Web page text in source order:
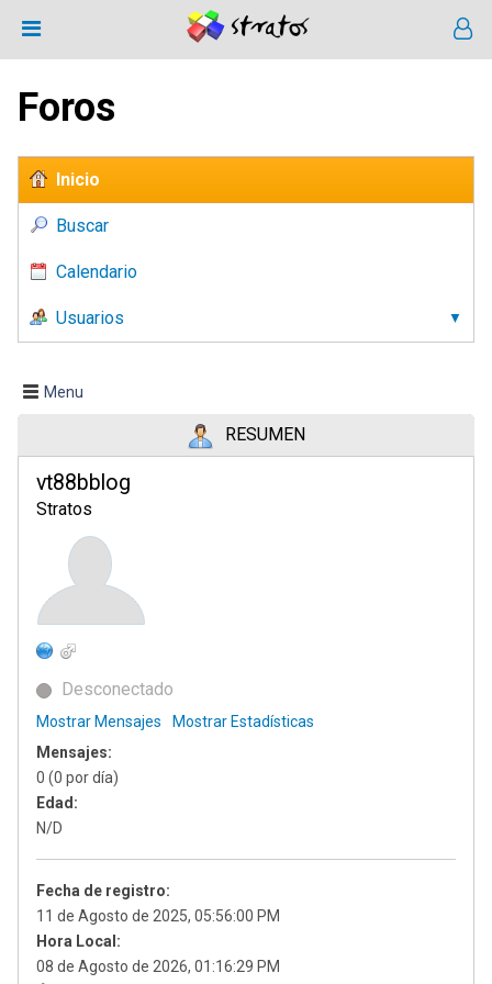
Foros
Inicio
Buscar
Calendario
Usuarios
Menu
RESUMEN
vt88bblog
Stratos
Desconectado
Mostrar Mensajes
Mostrar Estadísticas
Mensajes:
0 (0 por día)
Edad:
N/D
Fecha de registro:
11 de Agosto de 2025, 05:56:00 PM
Hora Local:
08 de Agosto de 2026, 01:16:29 PM